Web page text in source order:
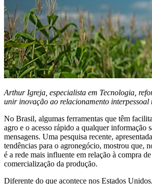
Arthur Igreja, especialista em Tecnologia,
unir inovação ao relacionamento interpessoal
No Brasil, algumas ferramentas que têm
agro e o acesso rápido a qualquer informação
mensagens. Uma pesquisa recente,
tendências para o agronegócio, mostrou que,
é a rede mais influente em relação à compra
comercialização da produção.
Diferente do que acontece nos Estados